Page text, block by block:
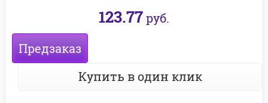
123.77руб.
Предзаказ
Купить в один клик